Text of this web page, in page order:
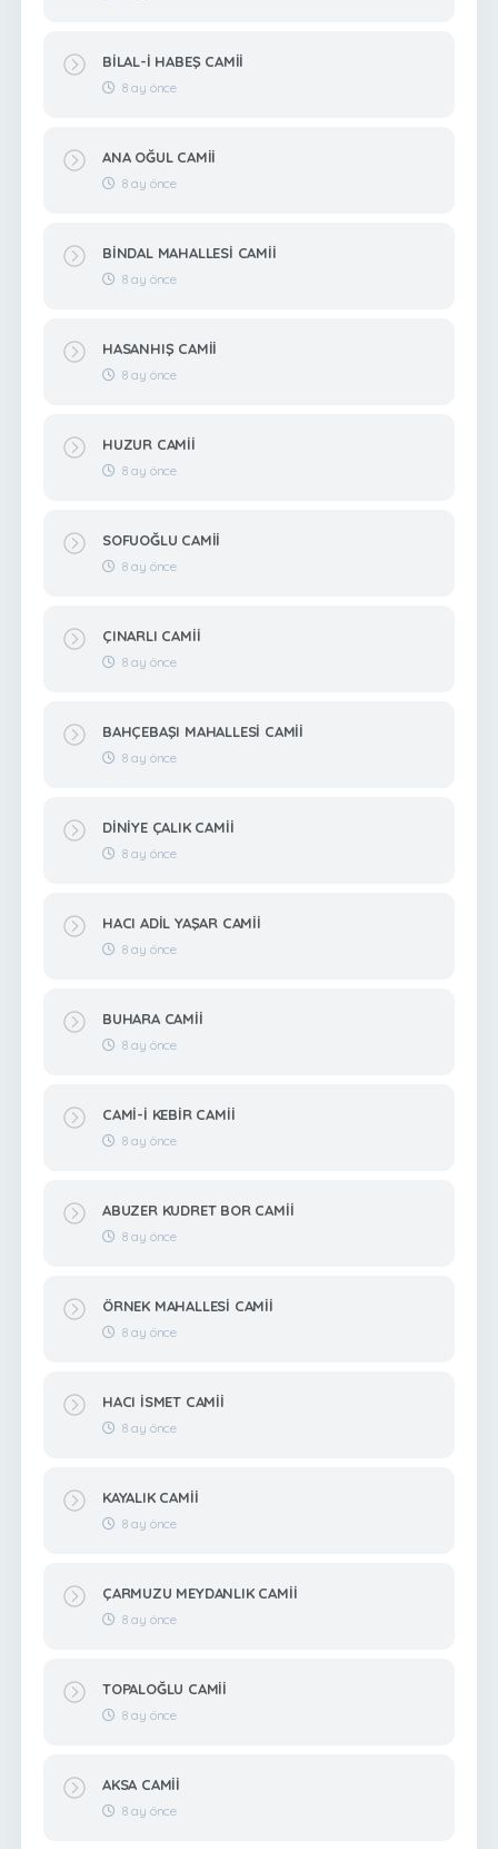
BİLAL-İ HABEŞ CAMİİ
8 ay önce
ANA OĞUL CAMİİ
8 ay önce
BİNDAL MAHALLESİ CAMİİ
8 ay önce
HASANHIŞ CAMİİ
8 ay önce
HUZUR CAMİİ
8 ay önce
SOFUOĞLU CAMİİ
8 ay önce
ÇINARLI CAMİİ
8 ay önce
BAHÇEBAŞI MAHALLESİ CAMİİ
8 ay önce
DİNİYE ÇALIK CAMİİ
8 ay önce
HACI ADİL YAŞAR CAMİİ
8 ay önce
BUHARA CAMİİ
8 ay önce
CAMİ-İ KEBİR CAMİİ
8 ay önce
ABUZER KUDRET BOR CAMİİ
8 ay önce
ÖRNEK MAHALLESİ CAMİİ
8 ay önce
HACI İSMET CAMİİ
8 ay önce
KAYALIK CAMİİ
8 ay önce
ÇARMUZU MEYDANLIK CAMİİ
8 ay önce
TOPALOĞLU CAMİİ
8 ay önce
AKSA CAMİİ
8 ay önce